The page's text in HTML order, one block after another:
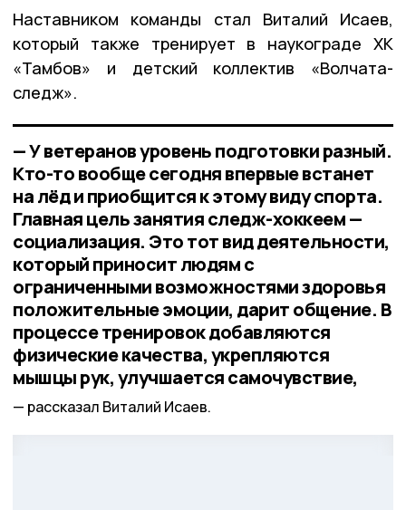
Наставником команды стал Виталий Исаев,
который также тренирует в наукограде ХК
«Тамбов» и детский коллектив «Волчата-
следж».
— У ветеранов уровень подготовки разный.
Кто-то вообще сегодня впервые встанет
на лёд и приобщится к этому виду спорта.
Главная цель занятия следж-хоккеем —
социализация. Это тот вид деятельности,
который приносит людям с
ограниченными возможностями здоровья
положительные эмоции, дарит общение. В
процессе тренировок добавляются
физические качества, укрепляются
мышцы рук, улучшается самочувствие,
рассказал Виталий Исаев.